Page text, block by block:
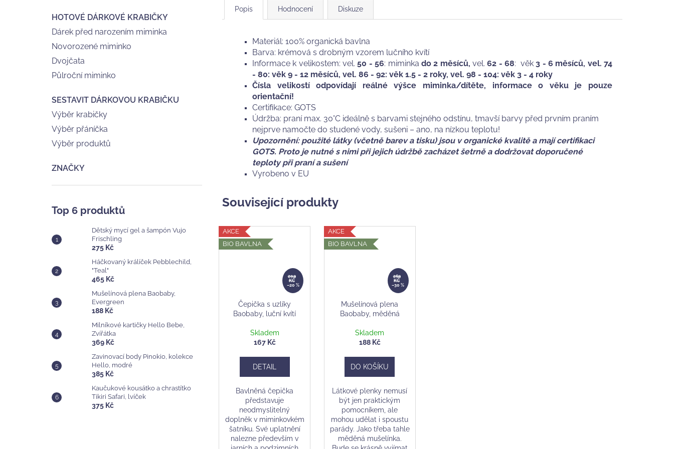
HOTOVÉ DÁRKOVÉ KRABIČKY
Dárek před narozením miminka
Novorozené miminko
Dvojčata
Půlroční miminko
SESTAVIT DÁRKOVOU KRABIČKU
Výběr krabičky
Výběr přáníčka
Výběr produktů
ZNAČKY
Top 6 produktů
Dětský mycí gel a šampón Vujo
Frischling
275 Kč
Háčkovaný králíček Pebblechild,
"Teal"
465 Kč
Mušelínová plena Baobaby,
Evergreen
188 Kč
Milníkové kartičky Hello Bebe,
Zvířátka
369 Kč
Zavinovací body Pinokio, kolekce
Hello, modré
385 Kč
Kaučukové kousátko a chrastítko
Tikiri Safari, lvíček
375 Kč
Popis Hodnocení Diskuze
Materiál: 100% organická bavlna
Barva: krémová s drobným vzorem lučního kvítí
Informace k velikostem: vel. 50 - 56: miminka do 2 měsíců, vel.62 - 68: věk3 - 6 měsíců, vel. 74
- 80: věk 9 - 12 měsíců, vel. 86 - 92: věk 1.5 - 2 roky, vel. 98 - 104: věk 3 - 4 roky
Čísla velikostí odpovídají reálné výšce miminka/dítěte, informace o věku je pouze
orientační!
Certifikace: GOTS
Údržba: praní max. 30°C ideálně s barvami stejného odstínu, tmavší barvy před prvním praním
nejprve namočte do studené vody, sušeni – ano, na nízkou teplotu!
Upozornění: použité látky (včetně barev a tisku) jsou v organické kvalitě a mají certifikaci
GOTS. Proto je nutné s nimi při jejich údržbě zacházet šetrně a dodržovat doporučené
teploty při praní a sušení
Vyrobeno v EU
Související produkty
AKCE
BIO BAVLNA
209
KČ
–20 %
Čepička s uzlíky
Baobaby, luční kvítí
Skladem
167 Kč
DETAIL
Bavlněná čepička
představuje
neodmyslitelný
doplněk v miminkovkém
šatníku. Své uplatnění
nalezne především v
AKCE
BIO BAVLNA
269
KČ
–30 %
Mušelínová plena
Baobaby, měděná
Skladem
188 Kč
DO KOŠÍKU
Látkové plenky nemusí
být jen praktickým
pomocníkem, ale
mohou udělat i spoustu
parády. Jako třeba tahle
měděná mušelínka.